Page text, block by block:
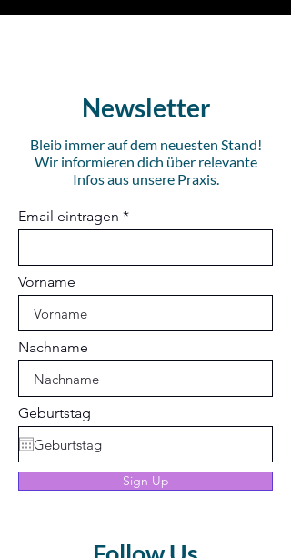
Newsletter
Bleib immer auf dem neuesten Stand!
Wir informieren dich über relevante
Infos aus unsere Praxis.
Email eintragen
Vorname
Nachname
Geburtstag
Sign Up